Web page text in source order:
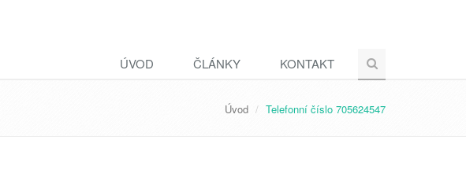
ÚVOD ČLÁNKY KONTAKT
Úvod Telefonní číslo 705624547